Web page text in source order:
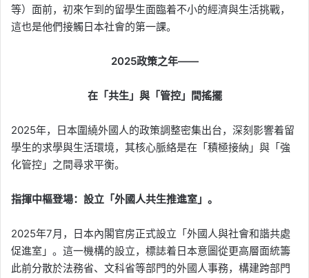
等）面前，初來乍到的留學生面臨着不小的經濟與生活挑戰，
這也是他們接觸日本社會的第一課。
2025政策之年——
在「共生」與「管控」間搖擺
2025年，日本圍繞外國人的政策調整密集出台，深刻影響着留
學生的求學與生活環境，其核心脈絡是在「積極接納」與「強
化管控」之間尋求平衡。
指揮中樞登場：設立「外國人共生推進室」。
2025年7月，日本內閣官房正式設立「外國人與社會和諧共處
促進室」。這一機構的設立，標誌着日本意圖從更高層面統籌
此前分散於法務省、文科省等部門的外國人事務，構建跨部門